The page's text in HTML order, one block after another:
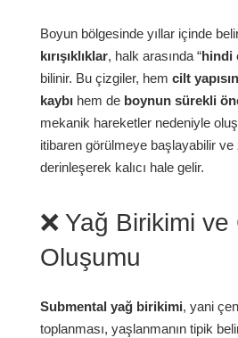
Boyun bölgesinde yıllar içinde
kırışıklıklar, halk arasında “hindi
bilinir. Bu çizgiler, hem cilt
kaybı hem de boynun sürekli
mekanik hareketler nedeniyle
itibaren görülmeye başlayabilir ve
derinleşerek kalıcı hale gelir.
❌ Yağ Birikimi ve
Oluşumu
Submental yağ birikimi, yani
toplanması, yaşlanmanın tipik